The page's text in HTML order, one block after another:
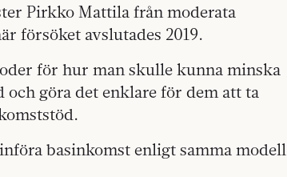
Pirkko Mattila från moderata
försöket avslutades 2019.
för hur man skulle kunna minska
göra det enklare för dem att ta
basinkomst enligt samma modell